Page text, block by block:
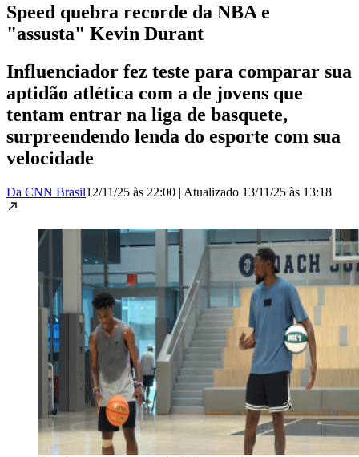
Speed quebra recorde da NBA e
"assusta" Kevin Durant
Influenciador fez teste para comparar sua
aptidão atlética com a de jovens que
tentam entrar na liga de basquete,
surpreendendo lenda do esporte com sua
velocidade
Da CNN Brasil12/11/25 às 22:00 | Atualizado 13/11/25 às 13:18